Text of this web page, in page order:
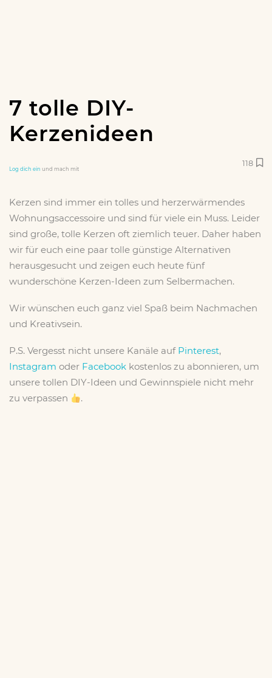
7 tolle DIY-
Kerzenideen
Log dich ein und mach mit
118
Kerzen sind immer ein tolles und herzerwärmendes
Wohnungsaccessoire und sind für viele ein Muss. Leider
sind große, tolle Kerzen oft ziemlich teuer. Daher haben
wir für euch eine paar tolle günstige Alternativen
herausgesucht und zeigen euch heute fünf
wunderschöne Kerzen-Ideen zum Selbermachen.
Wir wünschen euch ganz viel Spaß beim Nachmachen
und Kreativsein.
P.S. Vergesst nicht unsere Kanäle auf Pinterest,
Instagram oder Facebook kostenlos zu abonnieren, um
unsere tollen DIY-Ideen und Gewinnspiele nicht mehr
zu verpassen
.